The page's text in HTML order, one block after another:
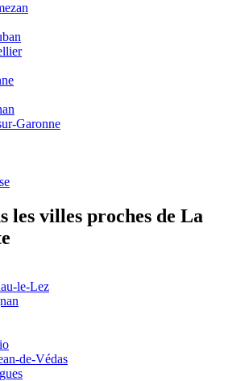
Garonne
les villes proches de La
le-Lez
de-Védas